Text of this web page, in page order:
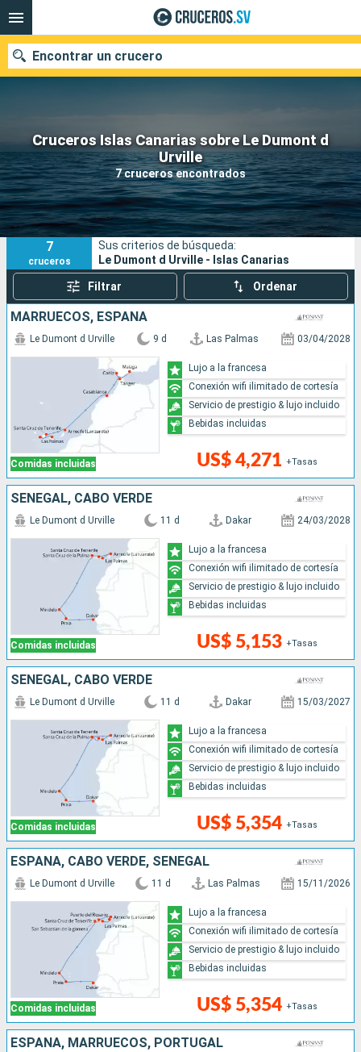
Cruceros Islas Canarias sobre Le Dumont d
Urville
7 cruceros encontrados
Encontrar un crucero
Nuestros destinos
Fecha de salida
Puertos Compañías
Buscar
7
cruceros
Sus criterios de búsqueda:
Le Dumont d Urville - Islas Canarias
Filtrar Ordenar
MARRUECOS, ESPAÑA
Comidas incluidas
Le Dumont d Urville 9 d Las Palmas 03/04/2028
US$ 4,271 +Tasas
Lujo a la francesa
Conexión wifi ilimitado de cortesía
Servicio de prestigio & lujo incluido
Bebidas incluidas
SENEGAL, CABO VERDE
Comidas incluidas
Le Dumont d Urville 11 d Dakar 24/03/2028
US$ 5,153 +Tasas
Lujo a la francesa
Conexión wifi ilimitado de cortesía
Servicio de prestigio & lujo incluido
Bebidas incluidas
SENEGAL, CABO VERDE
Comidas incluidas
Le Dumont d Urville 11 d Dakar 15/03/2027
US$ 5,354 +Tasas
Lujo a la francesa
Conexión wifi ilimitado de cortesía
Servicio de prestigio & lujo incluido
Bebidas incluidas
ESPAÑA, CABO VERDE, SENEGAL
Comidas incluidas
Le Dumont d Urville 11 d Las Palmas 15/11/2026
US$ 5,354 +Tasas
Lujo a la francesa
Conexión wifi ilimitado de cortesía
Servicio de prestigio & lujo incluido
Bebidas incluidas
ESPAÑA, MARRUECOS, PORTUGAL